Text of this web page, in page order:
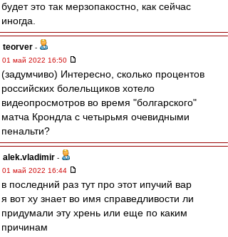
будет это так мерзопакостно, как сейчас
иногда.
teorver -
01 май 2022 16:50
(задумчиво) Интересно, сколько процентов
российских болельщиков хотело
видеопросмотров во время "болгарского"
матча Крондла с четырьмя очевидными
пенальти?
alek.vladimir -
01 май 2022 16:44
в последний раз тут про этот ипучий вар
я вот ху знает во имя справедливости ли
придумали эту хрень или еще по каким
причинам